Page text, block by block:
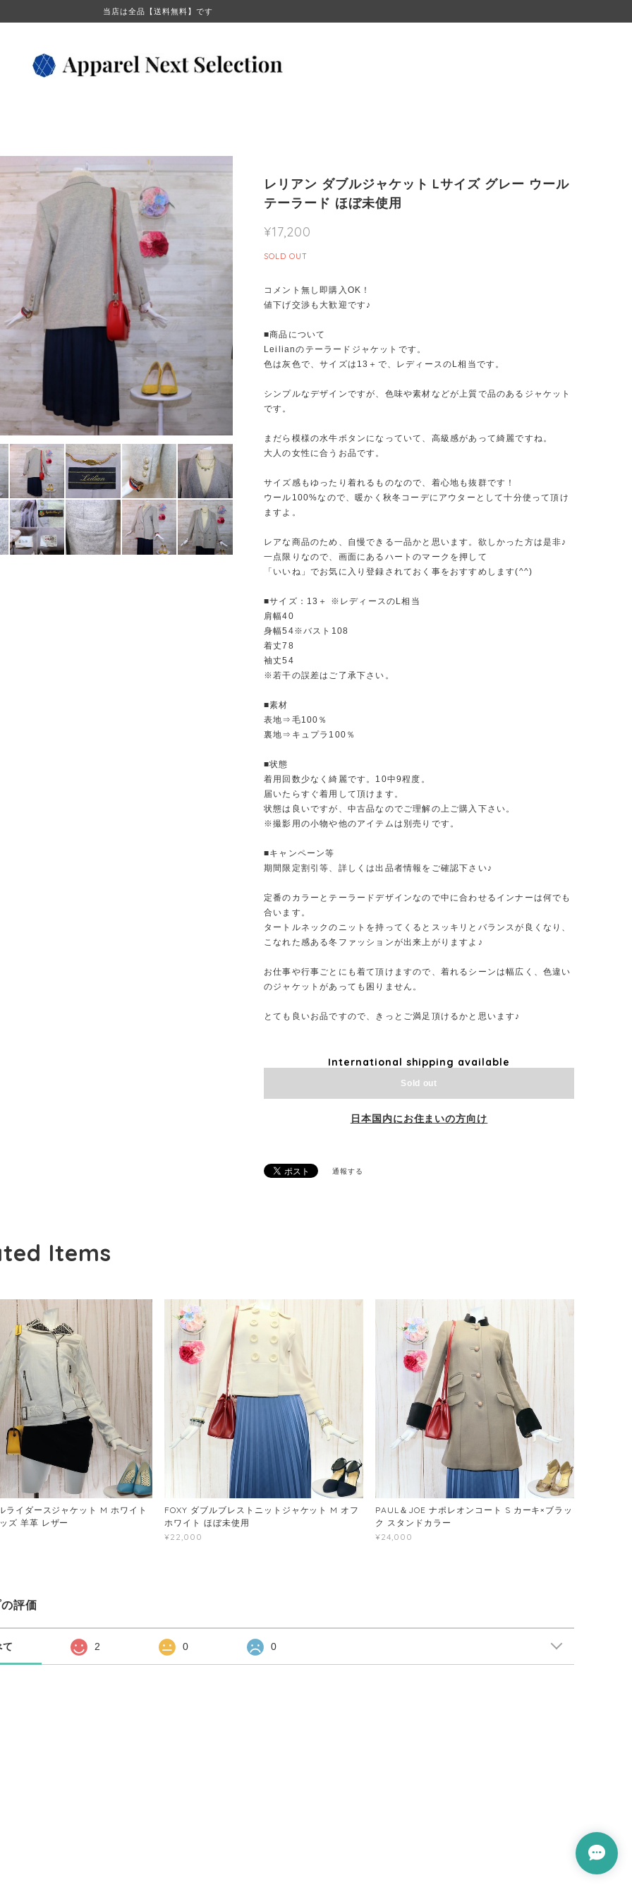
当店は全品【送料無料】です
レリアン ダブルジャケット Lサイズ グレー ウール
テーラード ほぼ未使用
¥17,200
SOLD OUT
コメント無し即購入OK！
値下げ交渉も大歓迎です♪
■商品について
Leilianのテーラードジャケットです。
色は灰色で、サイズは13＋で、レディースのL相当です。
シンプルなデザインですが、色味や素材などが上質で品のあるジャケット
です。
まだら模様の水牛ボタンになっていて、高級感があって綺麗ですね。
大人の女性に合うお品です。
サイズ感もゆったり着れるものなので、着心地も抜群です！
ウール100%なので、暖かく秋冬コーデにアウターとして十分使って頂け
ますよ。
レアな商品のため、自慢できる一品かと思います。欲しかった方は是非♪
一点限りなので、画面にあるハートのマークを押して
「いいね」でお気に入り登録されておく事をおすすめします(^^)
■サイズ：13＋ ※レディースのL相当
肩幅40
身幅54※バスト108
着丈78
袖丈54
※若干の誤差はご了承下さい。
■素材
表地⇒毛100％
裏地⇒キュプラ100％
■状態
着用回数少なく綺麗です。10中9程度。
届いたらすぐ着用して頂けます。
状態は良いですが、中古品なのでご理解の上ご購入下さい。
※撮影用の小物や他のアイテムは別売りです。
■キャンペーン等
期間限定割引等、詳しくは出品者情報をご確認下さい♪
定番のカラーとテーラードデザインなので中に合わせるインナーは何でも
合います。
タートルネックのニットを持ってくるとスッキリとバランスが良くなり、
こなれた感ある冬ファッションが出来上がりますよ♪
お仕事や行事ごとにも着て頂けますので、着れるシーンは幅広く、色違い
のジャケットがあっても困りません。
とても良いお品ですので、きっとご満足頂けるかと思います♪
International shipping available
Sold out
日本国内にお住まいの方向け
通報する
Items
ライダースジャケット M ホワイト
ズ 羊革 レザー
FOXY ダブルブレストニットジャケット M オフ
ホワイト ほぼ未使用
¥22,000
PAUL＆JOE ナポレオンコート S カーキ×ブラッ
ク スタンドカラー
¥24,000
評価
て 2 0 0